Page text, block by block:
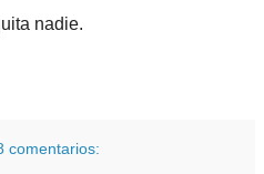
nadie.
comentarios: